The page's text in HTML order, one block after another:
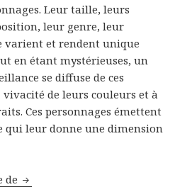
Leur taille, leurs
leur genre, leur
varient et rendent unique
en étant mystérieuses, un
se diffuse de ces
de leurs couleurs et à
Ces personnages émettent
qui leur donne une dimension
de Izumi Kato: rencontre et